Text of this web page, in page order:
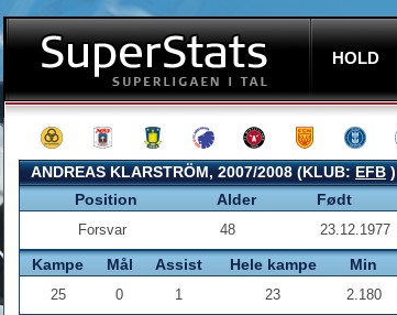
HOLD
ANDREAS KLARSTRÖM, 2007/2008 (KLUB:EFB)
Position
Alder Født
Forsvar 48 23.12.1977
Kampe Mål Assist Hele kampe Min
25 0 1 23 2.180